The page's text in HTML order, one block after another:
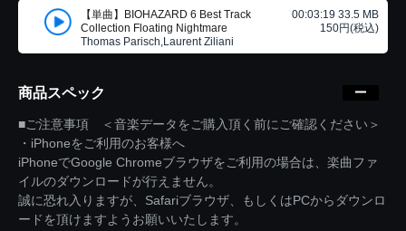
【単曲】BIOHAZARD 6 Best Track
Collection Floating Nightmare
Thomas Parisch,Laurent Ziliani
00:03:19 33.5 MB
150円(税込)
商品スペック
■ご注意事項 ＜音楽データをご購入頂く前にご確認ください＞
・iPhoneをご利用のお客様へ
iPhoneでGoogle Chromeブラウザをご利用の場合は、楽曲ファ
イルのダウンロードが行えません。
誠に恐れ入りますが、Safariブラウザ、もしくはPCからダウンロ
ードを頂けますようお願いいたします。